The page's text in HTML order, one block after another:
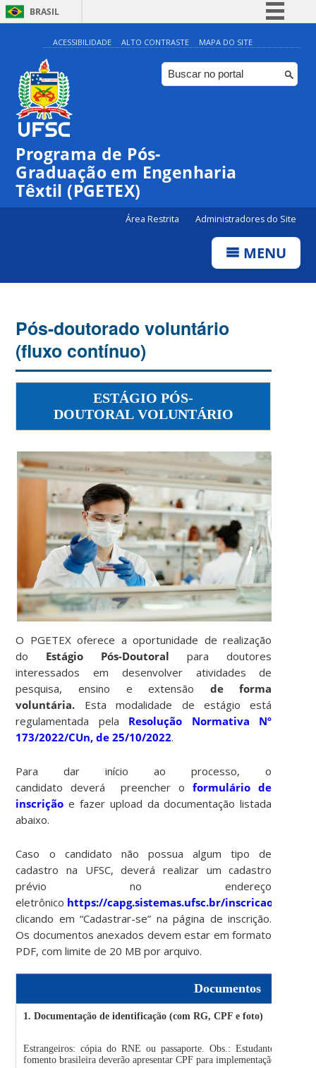
BRASIL
Simplifique!
Comunica BR
Participe
ACESSIBILIDADE ALTO CONTRASTE MAPA DO SITE
Programa de Pós-
Graduação em Engenharia
Têxtil (PGETEX)
Área Restrita Administradores do Site
MENU
Pós-doutorado voluntário
(fluxo contínuo)
ESTÁGIO PÓS-
DOUTORAL VOLUNTÁRIO
O PGETEX oferece a oportunidade de realização
do Estágio Pós-Doutoral para doutores
interessados em desenvolver atividades de
pesquisa, ensino e extensão de forma
voluntária. Esta modalidade de estágio está
regulamentada pela Resolução Normativa Nº
173/2022/CUn, de 25/10/2022.
Para dar início ao processo, o
candidato deverá
preencher oformulário de
inscrição e fazer upload da documentação listada
abaixo.
Caso o candidato não possua algum tipo de
cadastro na UFSC, deverá realizar um cadastro
prévio no endereço
eletrônico https://capg.sistemas.ufsc.br/inscricao/
clicando em “Cadastrar-se” na página de inscrição.
Os documentos anexados devem estar emformato
PDF, com limite de 20 MB por arquivo.
Documentos
1. Documentação de identificação (com RG, CPF e foto)
Estrangeiros: cópia do RNE ou passaporte. Obs.: Estudantes
fomento brasileira deverão apresentar CPF para implementação da bolsa.